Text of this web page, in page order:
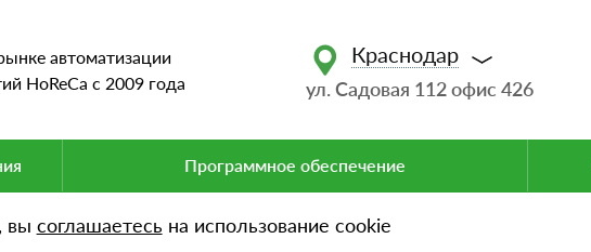
автоматизации
HoReCa c 2009 года
Краснодар
ул. Садовая 112 офис 426
Программное обеспечение
вы соглашаетесь на использование cookie
комплекс "Знание"